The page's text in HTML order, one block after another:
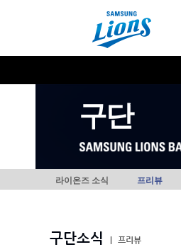
구단
라이온즈 소식 프리뷰
구단소식
프리뷰